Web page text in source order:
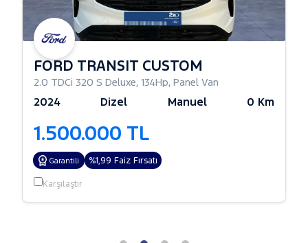
FORD TRANSIT CUSTOM
2.0 TDCi 320 S Deluxe, 134Hp, Panel Van
2024 Dizel Manuel 0 Km
1.500.000 TL
Garantili %1,99 Faiz Fırsatı
Karşılaştır